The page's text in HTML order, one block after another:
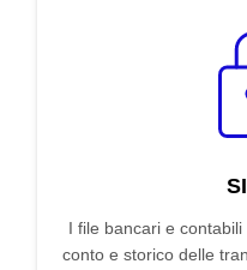
I file bancari e
conto e storico delle